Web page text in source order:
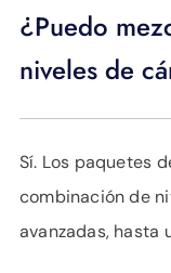
¿Puedo
niveles de
Sí. Los paquetes
combinación de
avanzadas, hasta